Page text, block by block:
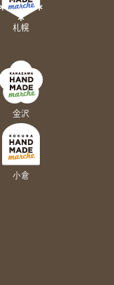
札幌
金沢
小倉